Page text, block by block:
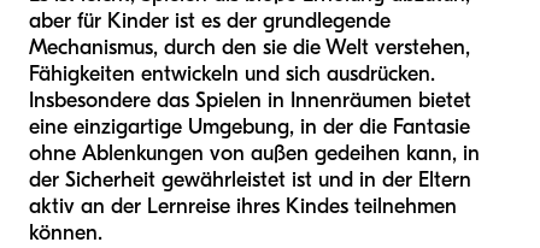
aber für Kinder ist es der grundlegende
Mechanismus, durch den sie die Welt verstehen,
Fähigkeiten entwickeln und sich ausdrücken.
Insbesondere das Spielen in Innenräumen bietet
eine einzigartige Umgebung, in der die Fantasie
ohne Ablenkungen von außen gedeihen kann, in
der Sicherheit gewährleistet ist und in der Eltern
aktiv an der Lernreise ihres Kindes teilnehmen
können.